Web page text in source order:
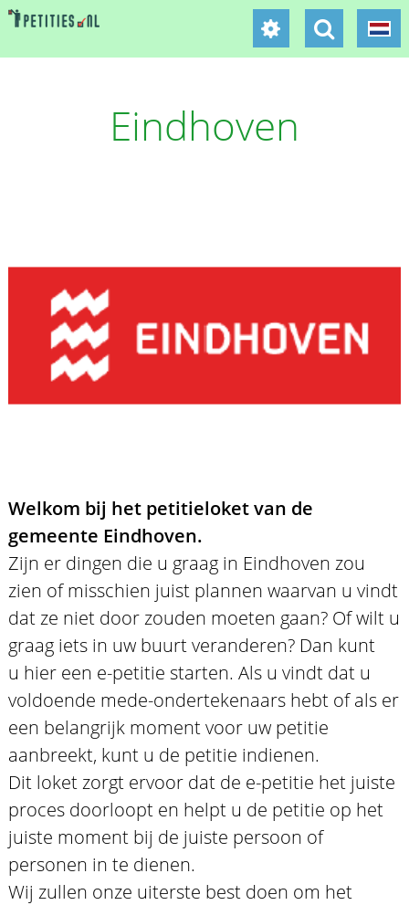
Eindhoven
Welkom bij het petitieloket van de
gemeente Eindhoven.
Zijn er dingen die u graag in Eindhoven zou
zien of misschien juist plannen waarvan u vindt
dat ze niet door zouden moeten gaan? Of wilt u
graag iets in uw buurt veranderen? Dan kunt
u hier een e-petitie starten. Als u vindt dat u
voldoende mede-ondertekenaars hebt of als er
een belangrijk moment voor uw petitie
aanbreekt, kunt u de petitie indienen.
Dit loket zorgt ervoor dat de e-petitie het juiste
proces doorloopt en helpt u de petitie op het
juiste moment bij de juiste persoon of
personen in te dienen.
Wij zullen onze uiterste best doen om het